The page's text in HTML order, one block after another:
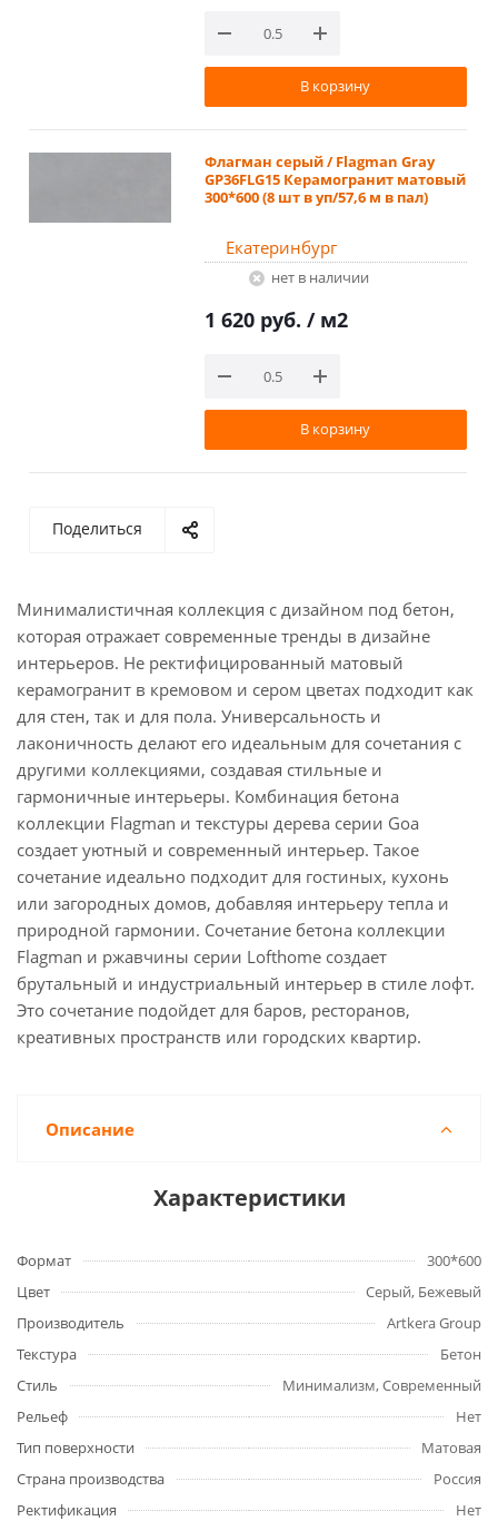
В корзину
Флагман серый / Flagman Gray
GP36FLG15 Керамогранит матовый
300*600 (8 шт в уп/57,6 м в пал)
Екатеринбург
Нет в наличии
1 620 руб. / м2
В корзину
Поделиться
Минималистичная коллекция с дизайном под бетон,
которая отражает современные тренды в дизайне
интерьеров. Не ректифицированный матовый
керамогранит в кремовом и сером цветах подходит как
для стен, так и для пола. Универсальность и
лаконичность делают его идеальным для сочетания с
другими коллекциями, создавая стильные и
гармоничные интерьеры. Комбинация бетона
коллекции Flagman и текстуры дерева серии Goa
создает уютный и современный интерьер. Такое
сочетание идеально подходит для гостиных, кухонь
или загородных домов, добавляя интерьеру тепла и
природной гармонии. Сочетание бетона коллекции
Flagman и ржавчины серии Lofthome создает
брутальный и индустриальный интерьер в стиле лофт.
Это сочетание подойдет для баров, ресторанов,
креативных пространств или городских квартир.
Описание
Характеристики
Формат
300*600
Цвет
Серый, Бежевый
Производитель
Artkera Group
Текстура
Бетон
Стиль
Минимализм, Современный
Рельеф
Нет
Тип поверхности
Матовая
Страна производства
Россия
Ректификация
Нет